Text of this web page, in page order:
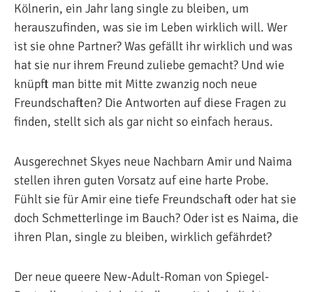
Kölnerin, ein Jahr lang single zu bleiben, um
herauszufinden, was sie im Leben wirklich will. Wer
ist sie ohne Partner? Was gefällt ihr wirklich und was
hat sie nur ihrem Freund zuliebe gemacht? Und wie
knüpft man bitte mit Mitte zwanzig noch neue
Freundschaften? Die Antworten auf diese Fragen zu
finden, stellt sich als gar nicht so einfach heraus.
Ausgerechnet Skyes neue Nachbarn Amir und Naima
stellen ihren guten Vorsatz auf eine harte Probe.
Fühlt sie für Amir eine tiefe Freundschaft oder hat sie
doch Schmetterlinge im Bauch? Oder ist es Naima, die
ihren Plan, single zu bleiben, wirklich gefährdet?
Der neue queere New-Adult-Roman von Spiegel-